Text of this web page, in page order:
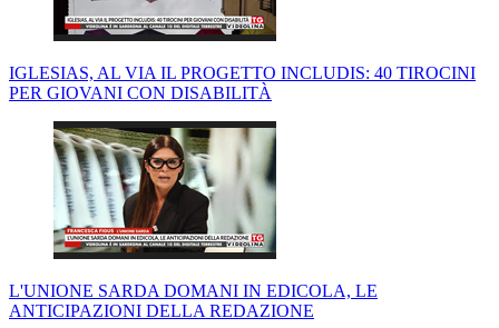
IGLESIAS, AL VIA IL PROGETTO INCLUDIS: 40 TIROCINI
PER GIOVANI CON DISABILITÀ
L'UNIONE SARDA DOMANI IN EDICOLA, LE
ANTICIPAZIONI DELLA REDAZIONE